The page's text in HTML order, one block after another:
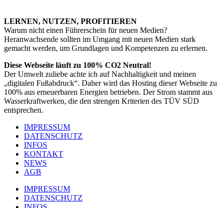
LERNEN, NUTZEN, PROFITIEREN
Warum nicht einen Führerschein für neuen Medien?
Heranwachsende sollten im Umgang mit neuen Medien stark
gemacht werden, um Grundlagen und Kompetenzen zu erlernen.
Diese Webseite läuft zu 100% CO2 Neutral!
Der Umwelt zuliebe achte ich auf Nachhaltigkeit und meinen
„digitalen Fußabdruck“. Daher wird das Hosting dieser Webseite zu
100% aus erneuerbaren Energien betrieben. Der Strom stammt aus
Wasserkraftwerken, die den strengen Kriterien des TÜV SÜD
entsprechen.
IMPRESSUM
DATENSCHUTZ
INFOS
KONTAKT
NEWS
AGB
IMPRESSUM
DATENSCHUTZ